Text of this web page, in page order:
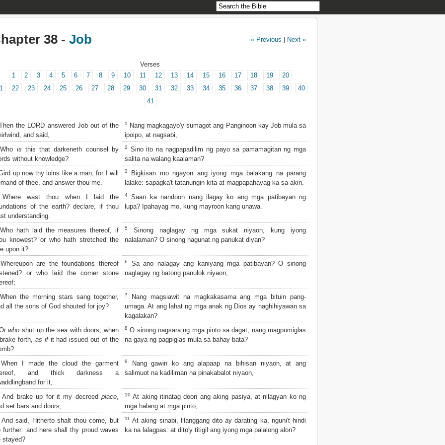
38 - Job « Previous Next »
Verses
1
2 3 4 5 6 7 8 9 10 11 12 13 14 15 16 17 18 19
20
22 23 24 25 26 27 28 29 30 31 32 33 34 35 36 37 38 39
40
41
the LORD answered Job out of the
and said,
1
Nang magkagayo'y sumagot ang Panginoon kay Job mula sa
ipoipo, at nagsabi,
Who is this that darkeneth counsel by
without knowledge?
2
Sino ito na nagpapadilim ng payo sa pamamagitan ng mga
salita na walang kaalaman?
up now thy loins like a man; for I will
of thee, and answer thou me.
3
Bigkisan mo ngayon ang iyong mga balakang na parang
lalake: sapagka't tatanungin kita at magpapahayag ka sa akin.
Where wast thou when I laid the
of the earth? declare, if thou
understanding.
4
Saan ka nandoon nang ilagay ko ang mga patibayan ng
lupa? Ipahayag mo, kung mayroon kang unawa.
Who hath laid the measures thereof, if
knowest? or who hath stretched the
upon it?
5
Sinong naglagay ng mga sukat niyaon, kung iyong
nalalaman? O sinong nagunat ng panukat diyan?
Whereupon are the foundations thereof
or who laid the corner stone
6
Sa ano nalagay ang kaniyang mga patibayan? O sinong
naglagay ng batong panulok niyaon;
When the morning stars sang together,
all the sons of God shouted for joy?
7
Nang magsiawit na magkakasama ang mga bituin pang-
umaga. At ang lahat ng mga anak ng Dios ay naghihiyawan sa
kagalakan?
who shut up the sea with doors, when
forth, as ifit had issued out of the
8 O sinong nagsara ng mga pinto sa dagat, nang magpumiglas
na gaya ng pagpiglas mula sa bahay-bata?
When I made the cloud the garment
and thick darkness a
for it,
9
Nang gawin ko ang alapaap na bihisan niyaon, at ang
salimuot na kadiliman na pinakabalot niyaon,
And brake up for it my decreed place
set bars and doors,
10 At aking itinatag doon ang aking pasiya, at nilagyan ko ng
mga halang at mga pinto,
And said, Hitherto shalt thou come, but
further: and here shall thy proud waves
stayed?
11 At aking sinabi, Hanggang dito ay darating ka, nguni't hindi
ka na lalagpas: at dito'y titigil ang iyong mga palalong alon?